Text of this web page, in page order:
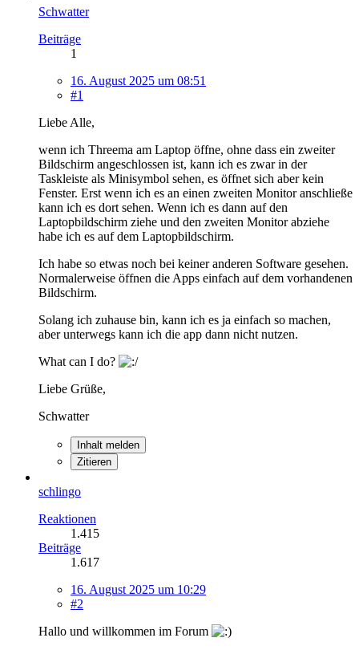
Schwatter
Beiträge
1
16. August 2025 um 08:51
#1
Liebe Alle,
wenn ich Threema am Laptop öffne, ohne dass ein zweiter
Bildschirm angeschlossen ist, kann ich es zwar in der
Taskleiste als Minisymbol sehen, es öffnet sich aber kein
Fenster. Erst wenn ich es an einen zweiten Monitor anschließe
kann ich es dort sehen. Wenn ich es dann auf den
Laptopbildschirm ziehe und den zweiten Monitor abziehe
habe ich es auf dem Laptopbildschirm.
Ich habe so etwas noch bei keiner anderen Software gesehen.
Normalerweise öffnen die Apps einfach auf dem vorhandenen
Bildschirm.
Solang ich zuhause bin, kann ich es ja einfach so machen,
aber unterwegs kann ich die app dann nicht nutzen.
What can I do?
Liebe Grüße,
Schwatter
Inhalt melden
Zitieren
schlingo
Reaktionen
1.415
Beiträge
1.617
16. August 2025 um 10:29
#2
Hallo und willkommen im Forum